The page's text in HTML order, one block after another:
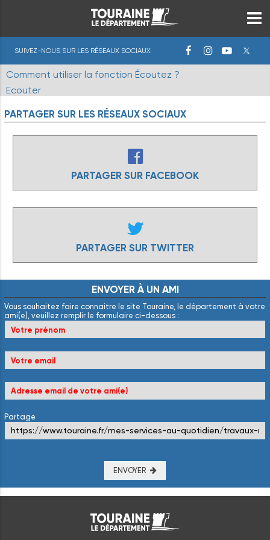
SUIVEZ-NOUS SUR LES RÉSEAUX SOCIAUX
Comment utiliser la fonction Écoutez ?
Ecouter
PARTAGER SUR LES RÉSEAUX SOCIAUX
PARTAGER SUR FACEBOOK
PARTAGER SUR TWITTER
ENVOYER À UN AMI
Vous souhaitez faire connaitre le site Touraine, le département à votre
ami(e), veuillez remplir le formulaire ci-dessous :
Partage
ENVOYER